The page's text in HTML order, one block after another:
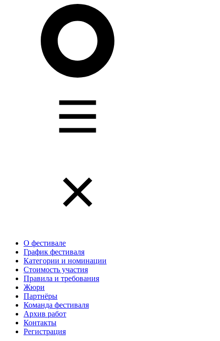
О фестивале
График фестиваля
Категории и номинации
Стоимость участия
Правила и требования
Жюри
Партнёры
Команда фестиваля
Архив работ
Контакты
Регистрация